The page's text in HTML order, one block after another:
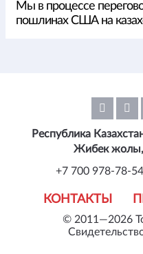
Мы в процессе
пошлинах США на
© 2011—2026
КОНТАКТЫ
Республика
Жибек жолы,
+7 700 978-78-